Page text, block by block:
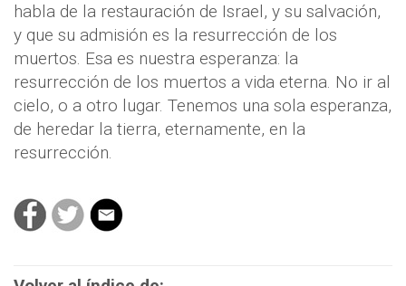
habla de la restauración de Israel, y su salvación,
y que su admisión es la resurrección de los
muertos. Esa es nuestra esperanza: la
resurrección de los muertos a vida eterna. No ir al
cielo, o a otro lugar. Tenemos una sola esperanza,
de heredar la tierra, eternamente, en la
resurrección.